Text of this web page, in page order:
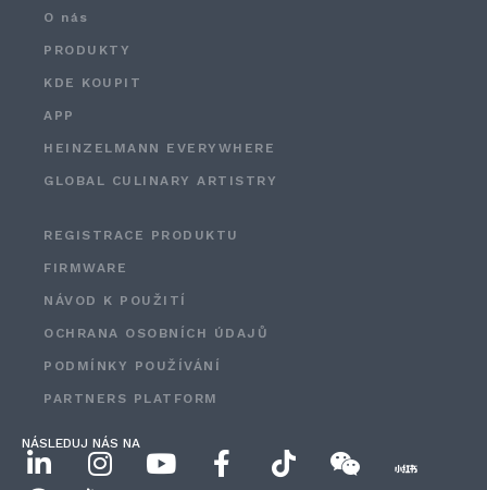
O nás
PRODUKTY
KDE KOUPIT
APP
HEINZELMANN EVERYWHERE
GLOBAL CULINARY ARTISTRY
REGISTRACE PRODUKTU
FIRMWARE
NÁVOD K POUŽITÍ
OCHRANA OSOBNÍCH ÚDAJŮ
PODMÍNKY POUŽÍVÁNÍ
PARTNERS PLATFORM
NÁSLEDUJ NÁS NA